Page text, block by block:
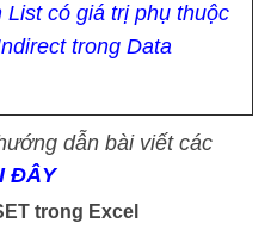
List có giá trị phụ thuộc
trong Data
dẫn bài viết các
ĐÂY
trong Excel